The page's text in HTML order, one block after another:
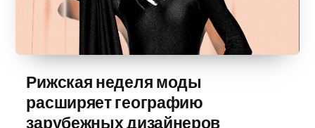
Рижская неделя моды
расширяет географию
зарубежных дизайнеров